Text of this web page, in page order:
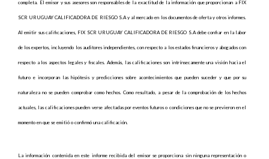
completa. El emisor y sus asesores son responsables de la exactitud de la información que proporcionan a FIX
SCR URUGUAY CALIFICADORA DE RIESGO S.A y al mercado en los documentos de oferta y otros informes.
Al emitir sus calificaciones, FIX SCR URUGUAY CALIFICADORA DE RIESGO S.A debe confiar en la labor
de los expertos, incluyendo los auditores independientes, con respecto a los estados financieros y abogados con
respecto a los aspectos legales y fiscales. Además, las calificaciones son intrínsecamente una visión hacia el
futuro e incorporan las hipótesis y predicciones sobre acontecimientos que pueden suceder y que por su
naturaleza no se pueden comprobar como hechos. Como resultado, a pesar de la comprobación de los hechos
actuales, las calificaciones pueden verse afectadas por eventos futuros o condiciones que no se previeron en el
momento en que se emitió o confirmó una calificación.
La información contenida en este informe recibida del emisor se proporciona sin ninguna representación o